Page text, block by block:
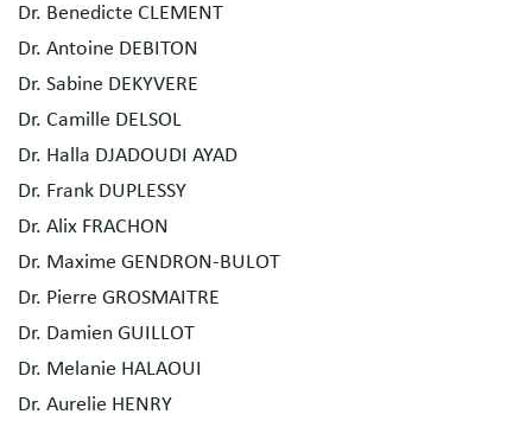
Dr. Benedicte CLEMENT
Dr. Antoine DEBITON
Dr. Sabine DEKYVERE
Dr. Camille DELSOL
Dr. Halla DJADOUDI AYAD
Dr. Frank DUPLESSY
Dr. Alix FRACHON
Dr. Maxime GENDRON-BULOT
Dr. Pierre GROSMAITRE
Dr. Damien GUILLOT
Dr. Melanie HALAOUI
Dr. Aurelie HENRY